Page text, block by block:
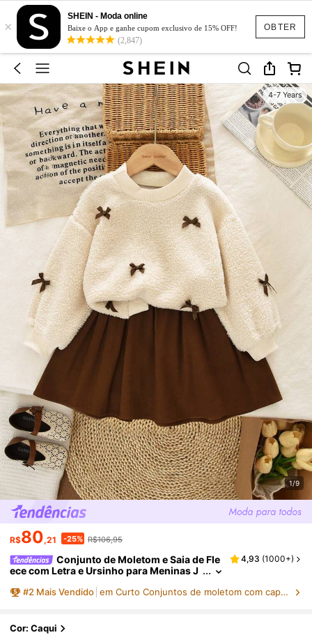
OBTER
×
SHEIN - Moda online
Baixe o App e ganhe cupom exclusivo de 15% OFF!
(2,847)
4-7 Years
1/9
R$80,21 -25% R$106,95
Conjunto de Moletom e Saia de Fle
ece com Letra e Ursinho para Meninas J
4,93 (1000+)
#2 Mais Vendido em Curto Conjuntos de moletom com capuz e moletom
Cor: Caqui